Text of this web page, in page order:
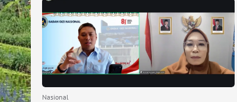
Nasional